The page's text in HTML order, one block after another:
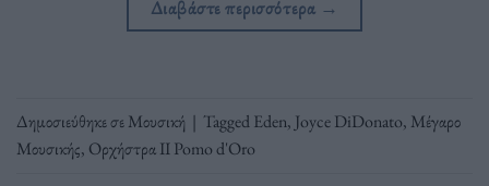
Διαβάστε περισσότερα →
Δημοσιεύθηκε σεΜουσική | TaggedEden, Joyce DiDonato, Μέγαρο
Μουσικής, Ορχήστρα II Pomo d'Oro